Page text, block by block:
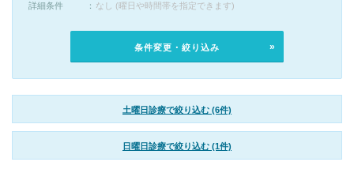
詳細条件
なし (曜日や時間帯を指定できます)
条件変更・絞り込み
土曜日診療で絞り込む (6件)
日曜日診療で絞り込む (1件)